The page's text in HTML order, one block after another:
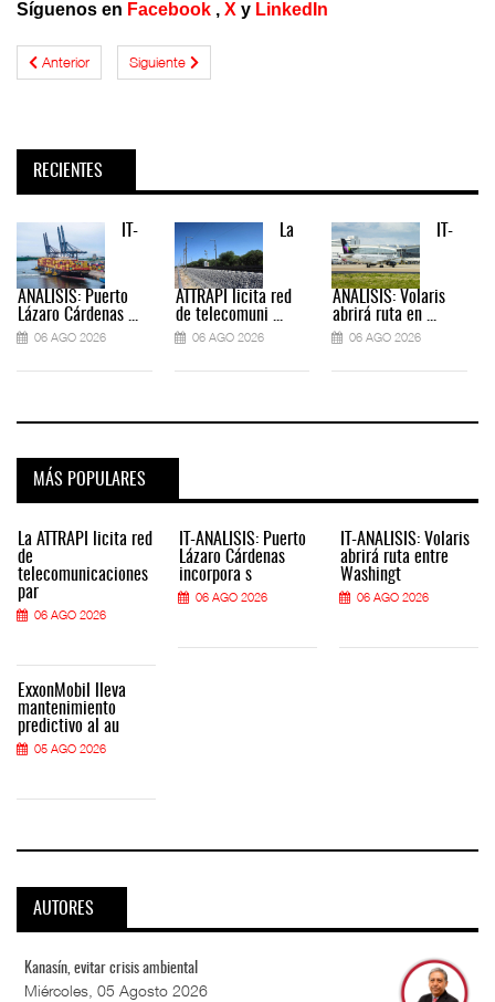
Síguenos en Facebook , X y LinkedIn
Anterior Siguiente
RECIENTES
IT-
ANÁLISIS: Puerto
Lázaro Cárdenas ...
06 AGO 2026
La
ATTRAPI licita red
de telecomuni ...
06 AGO 2026
IT-
ANÁLISIS: Volaris
abrirá ruta en ...
06 AGO 2026
MÁS POPULARES
La ATTRAPI licita red
de
telecomunicaciones
par
06 AGO 2026
ExxonMobil lleva
mantenimiento
predictivo al au
05 AGO 2026
IT-ANÁLISIS: Puerto
Lázaro Cárdenas
incorpora s
06 AGO 2026
IT-ANÁLISIS: Volaris
abrirá ruta entre
Washingt
06 AGO 2026
AUTORES
Kanasín, evitar crisis ambiental
Miércoles, 05 Agosto 2026